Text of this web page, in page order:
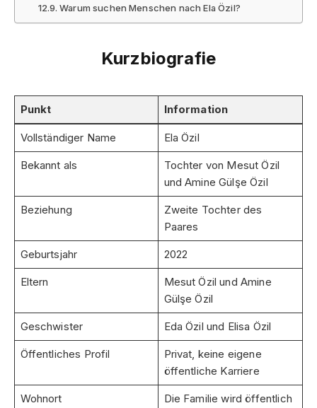
Warum suchen Menschen nach Ela Özil?
Kurzbiografie
Punkt Information
Vollständiger Name Ela Özil
Bekannt als
Tochter von Mesut Özil
und Amine Gülşe Özil
Beziehung
Zweite Tochter des
Paares
Geburtsjahr 2022
Eltern
Mesut Özil und Amine
Gülşe Özil
Geschwister Eda Özil und Elisa Özil
Öffentliches Profil
Privat, keine eigene
öffentliche Karriere
Wohnort
Die Familie wird öffentlich